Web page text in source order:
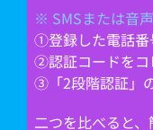
※ SMSまたは音
①登録した電話番
➁認証コードをコ
➂「2段階認証」
二つを比べると